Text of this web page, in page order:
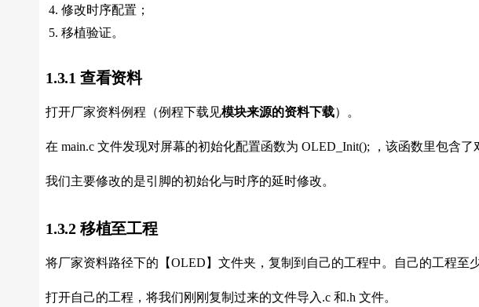
修改时序配置；
移植验证。
1.3.1 查看资料
打开厂家资料例程（例程下载见模块来源的资料下载）。
在 main.c 文件发现对屏幕的初始化配置函数为 OLED_Init(); ，该函数里包含
我们主要修改的是引脚的初始化与时序的延时修改。
1.3.2 移植至工程
将厂家资料路径下的【OLED】文件夹，复制到自己的工程中。自己的工程至
打开自己的工程，将我们刚刚复制过来的文件导入.c 和.h 文件。